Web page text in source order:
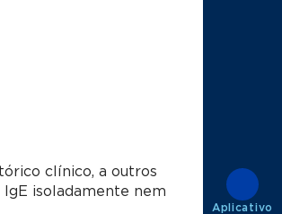
clínico, a outros
isoladamente nem
Aplicativo